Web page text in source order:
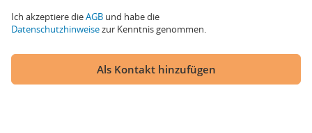
Ich akzeptiere dieAGB und habe die
Datenschutzhinweisezur Kenntnis genommen.
Als Kontakt hinzufügen